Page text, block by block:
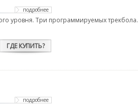
подробнее
уровня. Три программируемых трекбола.
ГДЕ КУПИТЬ?
подробнее